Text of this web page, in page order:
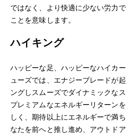
ではなく、より快適に少ない労力
ことを意味します。
ハイキング
ハッピーな足、ハッピーなハイカ
ューズでは、エナジーブレードが
ングしスムーズでダイナミックな
プレミアムなエネルギーリターン
しく、期待以上にエネルギーで満
なたを前へと推し進め、アウトド